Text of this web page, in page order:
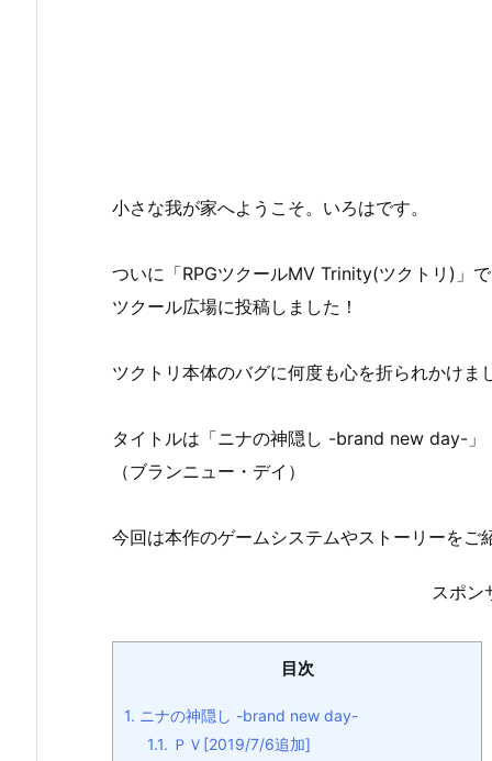
小さな我が家へようこそ。いろはです。
ついに「RPGツクールMV Trinity(ツクトリ)」
ツクール広場に投稿しました！
ツクトリ本体のバグに何度も心を折られかけま
タイトルは「ニナの神隠し -brand new day-」
（ブランニュー・デイ）
今回は本作のゲームシステムやストーリーをご
スポン
目次
1. ニナの神隠し -brand new day-
1.1. ＰＶ[2019/7/6追加]